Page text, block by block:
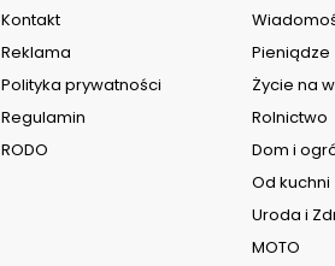
Kontakt
Reklama
Polityka prywatności
Regulamin
RODO
Pieniądze
Życie na
Rolnictwo
Dom i
Od kuchni
Uroda i
MOTO